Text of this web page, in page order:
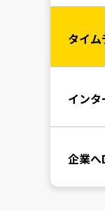
タイム
イン
企業へ